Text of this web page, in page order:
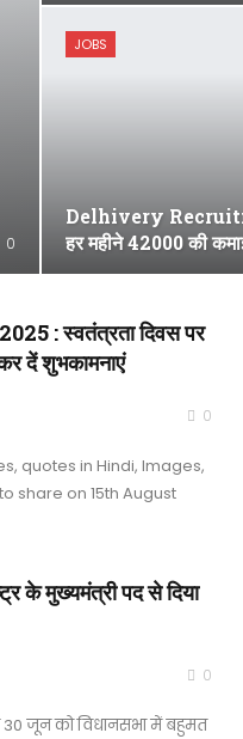
0
JOBS
Delhivery
हर महीने 42000 की
: स्वतंत्रता दिवस पर
दें शुभकामनाएं
0
quotes in Hindi, Images,
share on 15th August
के मुख्यमंत्री पद से दिया
0
30 जून को विधानसभा में बहुमत